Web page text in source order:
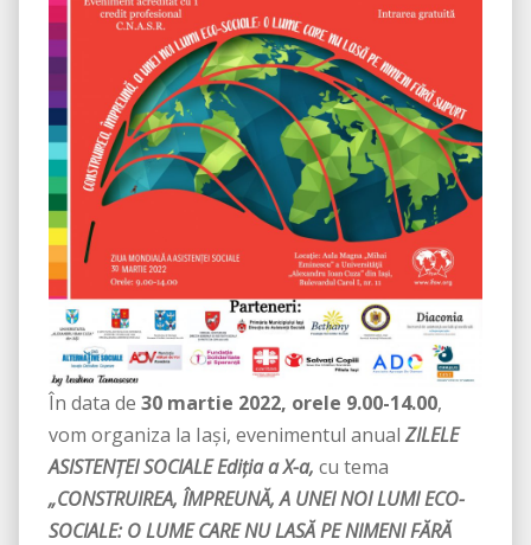
În data de 30 martie 2022, orele 9.00-14.00,
vom organiza la Iași, evenimentul anual ZILELE
ASISTENŢEI SOCIALE Ediția a X-a, cu tema
„CONSTRUIREA, ÎMPREUNĂ, A UNEI NOI LUMI ECO-
SOCIALE: O LUME CARE NU LASĂ PE NIMENI FĂRĂ